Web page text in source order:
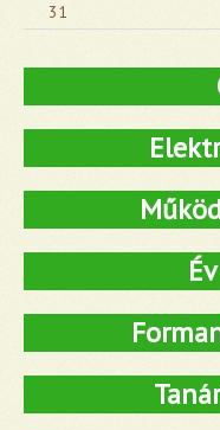
31